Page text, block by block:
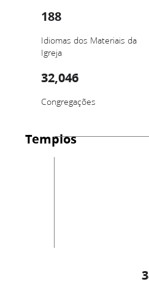
188
Idiomas dos Materiais da
Igreja
32,046
Congregações
Templos